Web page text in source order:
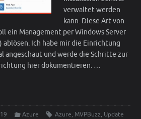
verwaltet werden
kann. Diese Art von
ein Management per Windows Server
ablösen. Ich habe mir die Einrichtung
angeschaut und werde die Schritte zur
hier dokumentieren. …
Azure Azure, MVPBuzz, Update